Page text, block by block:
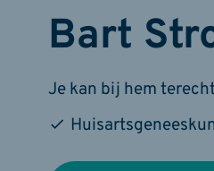
Bart
Je kan bij hem